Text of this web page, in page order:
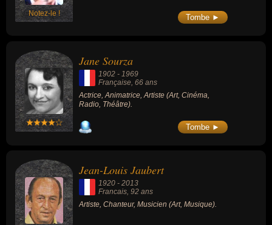
Notez-le ! Tombe ►
Jane Sourza
1902 - 1969
Française, 66 ans
Actrice, Animatrice, Artiste (Art, Cinéma,
Radio, Théâtre).
Tombe ►
Jean-Louis Jaubert
1920 - 2013
Francais, 92 ans
Artiste, Chanteur, Musicien (Art, Musique).